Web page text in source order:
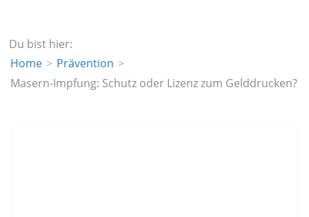
Du bist hier:
Home
Prävention
Masern-Impfung: Schutz oder Lizenz zum Gelddrucken?